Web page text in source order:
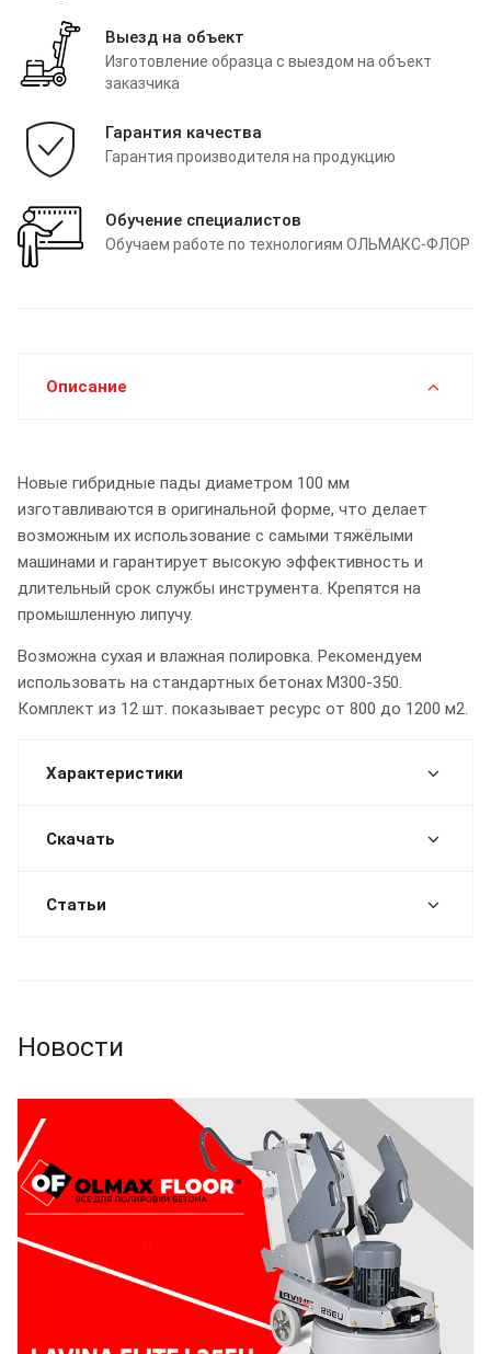
Выезд на объект
Изготовление образца с выездом на объект
заказчика
Гарантия качества
Гарантия производителя на продукцию
Обучение специалистов
Обучаем работе по технологиям ОЛЬМАКС-ФЛОР
Описание
Новые гибридные пады диаметром 100 мм
изготавливаются в оригинальной форме, что делает
возможным их использование с самыми тяжёлыми
машинами и гарантирует высокую эффективность и
длительный срок службы инструмента. Крепятся на
промышленную липучу.
Возможна сухая и влажная полировка. Рекомендуем
использовать на стандартных бетонах М300-350.
Комплект из 12 шт. показывает ресурс от 800 до 1200 м2.
Характеристики
Скачать
Статьи
Новости